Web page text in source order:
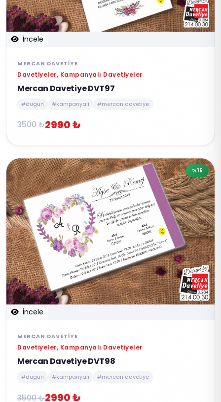
İncele
MERCAN DAVETIYE
Davetiyeler, Kampanyalı Davetiyeler
Mercan Davetiye DVT97
#dugun #kampanyali #mercan davetiye
3500 ₺2990 ₺
İncele
%15
MERCAN DAVETIYE
Davetiyeler, Kampanyalı Davetiyeler
Mercan Davetiye DVT98
#dugun #kampanyali #mercan davetiye
3500 ₺2990 ₺